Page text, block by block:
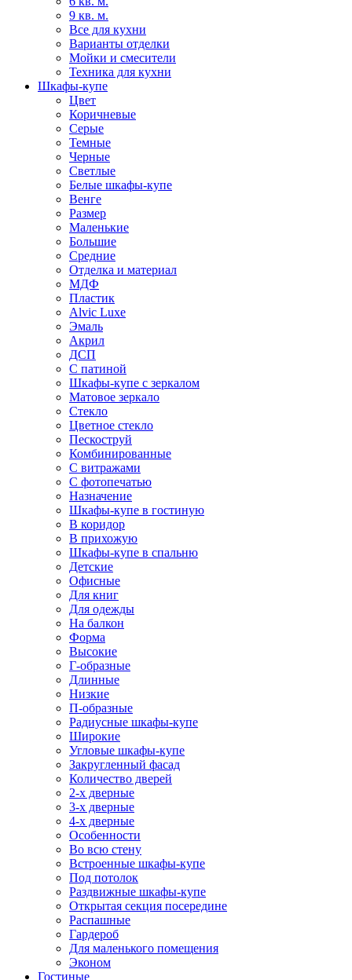
9 кв. м.
Все для кухни
Варианты отделки
Мойки и смесители
Техника для кухни
Шкафы-купе
Цвет
Коричневые
Серые
Темные
Черные
Светлые
Белые шкафы-купе
Венге
Размер
Маленькие
Большие
Средние
Отделка и материал
МДФ
Пластик
Alvic Luxe
Эмаль
Акрил
ДСП
С патиной
Шкафы-купе с зеркалом
Матовое зеркало
Стекло
Цветное стекло
Пескоструй
Комбинированные
С витражами
С фотопечатью
Назначение
Шкафы-купе в гостиную
В коридор
В прихожую
Шкафы-купе в спальню
Детские
Офисные
Для книг
Для одежды
На балкон
Форма
Высокие
Г-образные
Длинные
Низкие
П-образные
Радиусные шкафы-купе
Широкие
Угловые шкафы-купе
Закругленный фасад
Количество дверей
2-х дверные
3-х дверные
4-х дверные
Особенности
Во всю стену
Встроенные шкафы-купе
Под потолок
Раздвижные шкафы-купе
Открытая секция посередине
Распашные
Гардероб
Для маленького помещения
Эконом
Гостиные